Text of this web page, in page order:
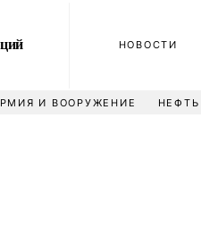
НОВОСТИ
И ВООРУЖЕНИЕ